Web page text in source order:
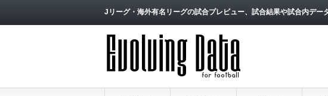
Jリーグ・海外有名リーグの試合プレビュー、試合結果や試合内デー